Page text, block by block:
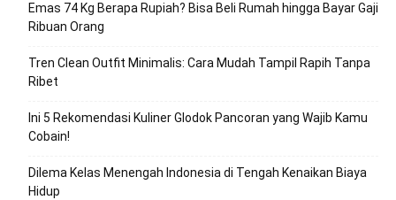
Emas 74 Kg Berapa Rupiah? Bisa Beli Rumah hingga Bayar Gaji
Ribuan Orang
Tren Clean Outfit Minimalis: Cara Mudah Tampil Rapih Tanpa
Ribet
Ini 5 Rekomendasi Kuliner Glodok Pancoran yang Wajib Kamu
Cobain!
Dilema Kelas Menengah Indonesia di Tengah Kenaikan Biaya
Hidup